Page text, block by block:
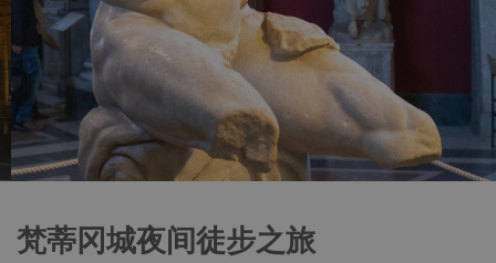
梵蒂冈城夜间徒步之旅